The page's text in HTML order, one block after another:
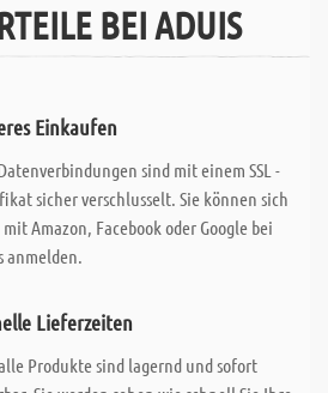
BEI ADUIS
Einkaufen
sind mit einem SSL -
sicher verschlusselt. Sie können sich
Amazon, Facebook oder Google bei
anmelden.
Lieferzeiten
Produkte sind lagernd und sofort